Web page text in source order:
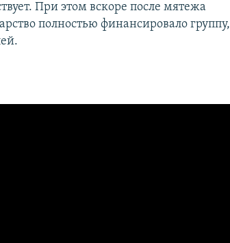
При этом вскоре после мятежа
полностью финансировало группу,